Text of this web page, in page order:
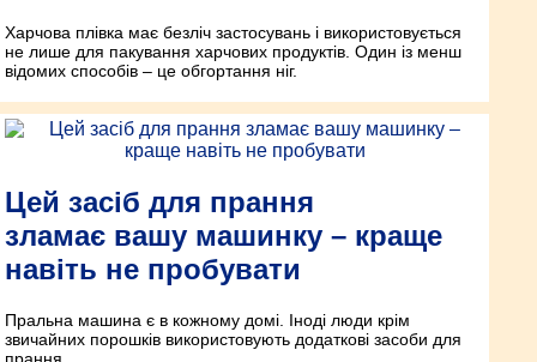
Харчова плівка має безліч застосувань і використовується
не лише для пакування харчових продуктів. Один із менш
відомих способів – це обгортання ніг.
Цей засіб для прання
зламає вашу машинку – краще
навіть не пробувати
Пральна машина є в кожному домі. Іноді люди крім
звичайних порошків використовують додаткові засоби для